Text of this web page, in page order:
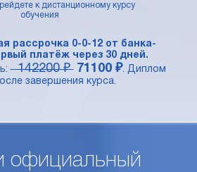
к дистанционному курсу
обучения
рассрочка 0-0-12 от банка-
платёж через 30 дней.
142200 ₽ 71100 ₽. Диплом
завершения курса.
официальный